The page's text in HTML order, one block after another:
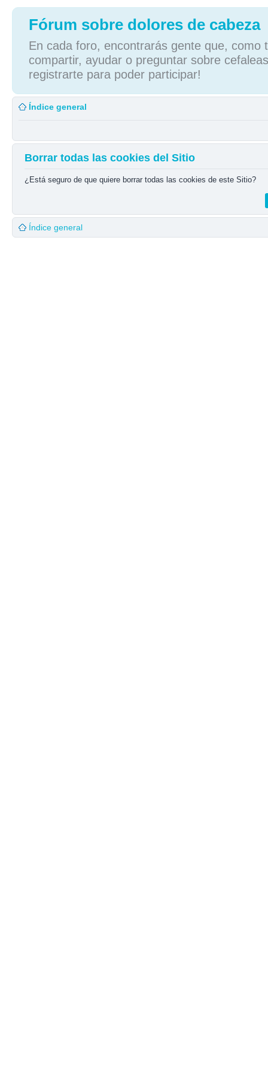
Fórum sobre dolores de cabeza
En cada foro, encontrarás gente que, como
compartir, ayudar o preguntar sobre
registrarte para poder participar!
Índice general
Borrar todas las cookies del Sitio
¿Está seguro de que quiere borrar todas las cookies de este Sitio?
Índice general